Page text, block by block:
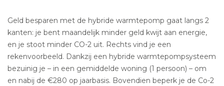
Geld besparen met de hybride warmtepomp gaat langs 2
kanten: je bent maandelijk minder geld kwijt aan energie,
en je stoot minder CO-2 uit. Rechts vind je een
rekenvoorbeeld. Dankzij een hybride warmtepompsysteem
bezuinig je – in een gemiddelde woning (1 persoon) – om
en nabij de €280 op jaarbasis. Bovendien beperk je de Co-2